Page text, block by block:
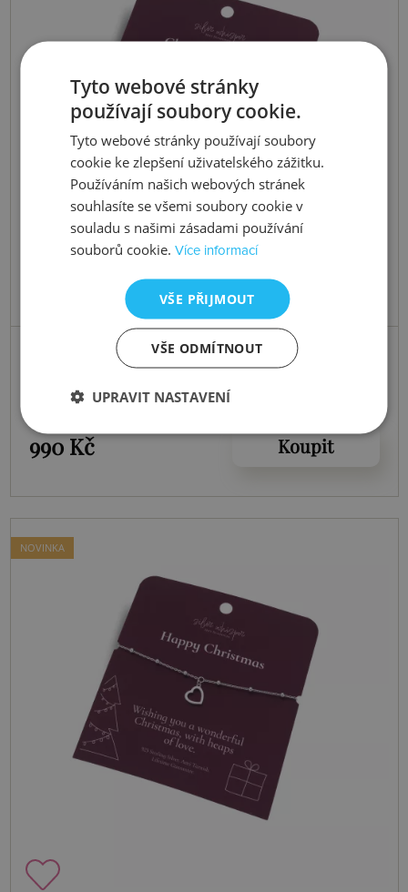
Stříbrný náramek Silver Whisper
Christmas Angel SWB061
990 Kč
Koupit
NOVINKA
Tyto webové stránky
používají soubory cookie.
Tyto webové stránky používají soubory
cookie ke zlepšení uživatelského zážitku.
Používáním našich webových stránek
souhlasíte se všemi soubory cookie v
souladu s našimi zásadami používání
souborů cookie.Více informací
VŠE PŘIJMOUT
VŠE ODMÍTNOUT
UPRAVIT NASTAVENÍ